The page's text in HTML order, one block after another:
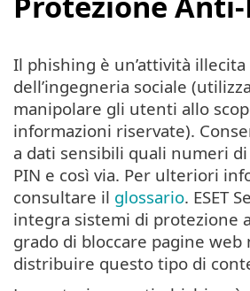
Il phishing è un’attività illecita
dell’ingegneria sociale
manipolare gli utenti allo
informazioni riservate).
a dati sensibili quali numeri
PIN e così via. Per ulteriori
consultare il glossario. ESET
integra sistemi di protezione
grado di bloccare pagine web
distribuire questo tipo di